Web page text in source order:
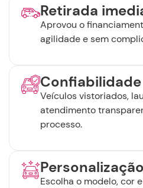
Retirada
Aprovou o
agilidade e sem
Confiabilidade
Veículos vistoriados,
atendimento
processo.
Personalização
Escolha o modelo, cor